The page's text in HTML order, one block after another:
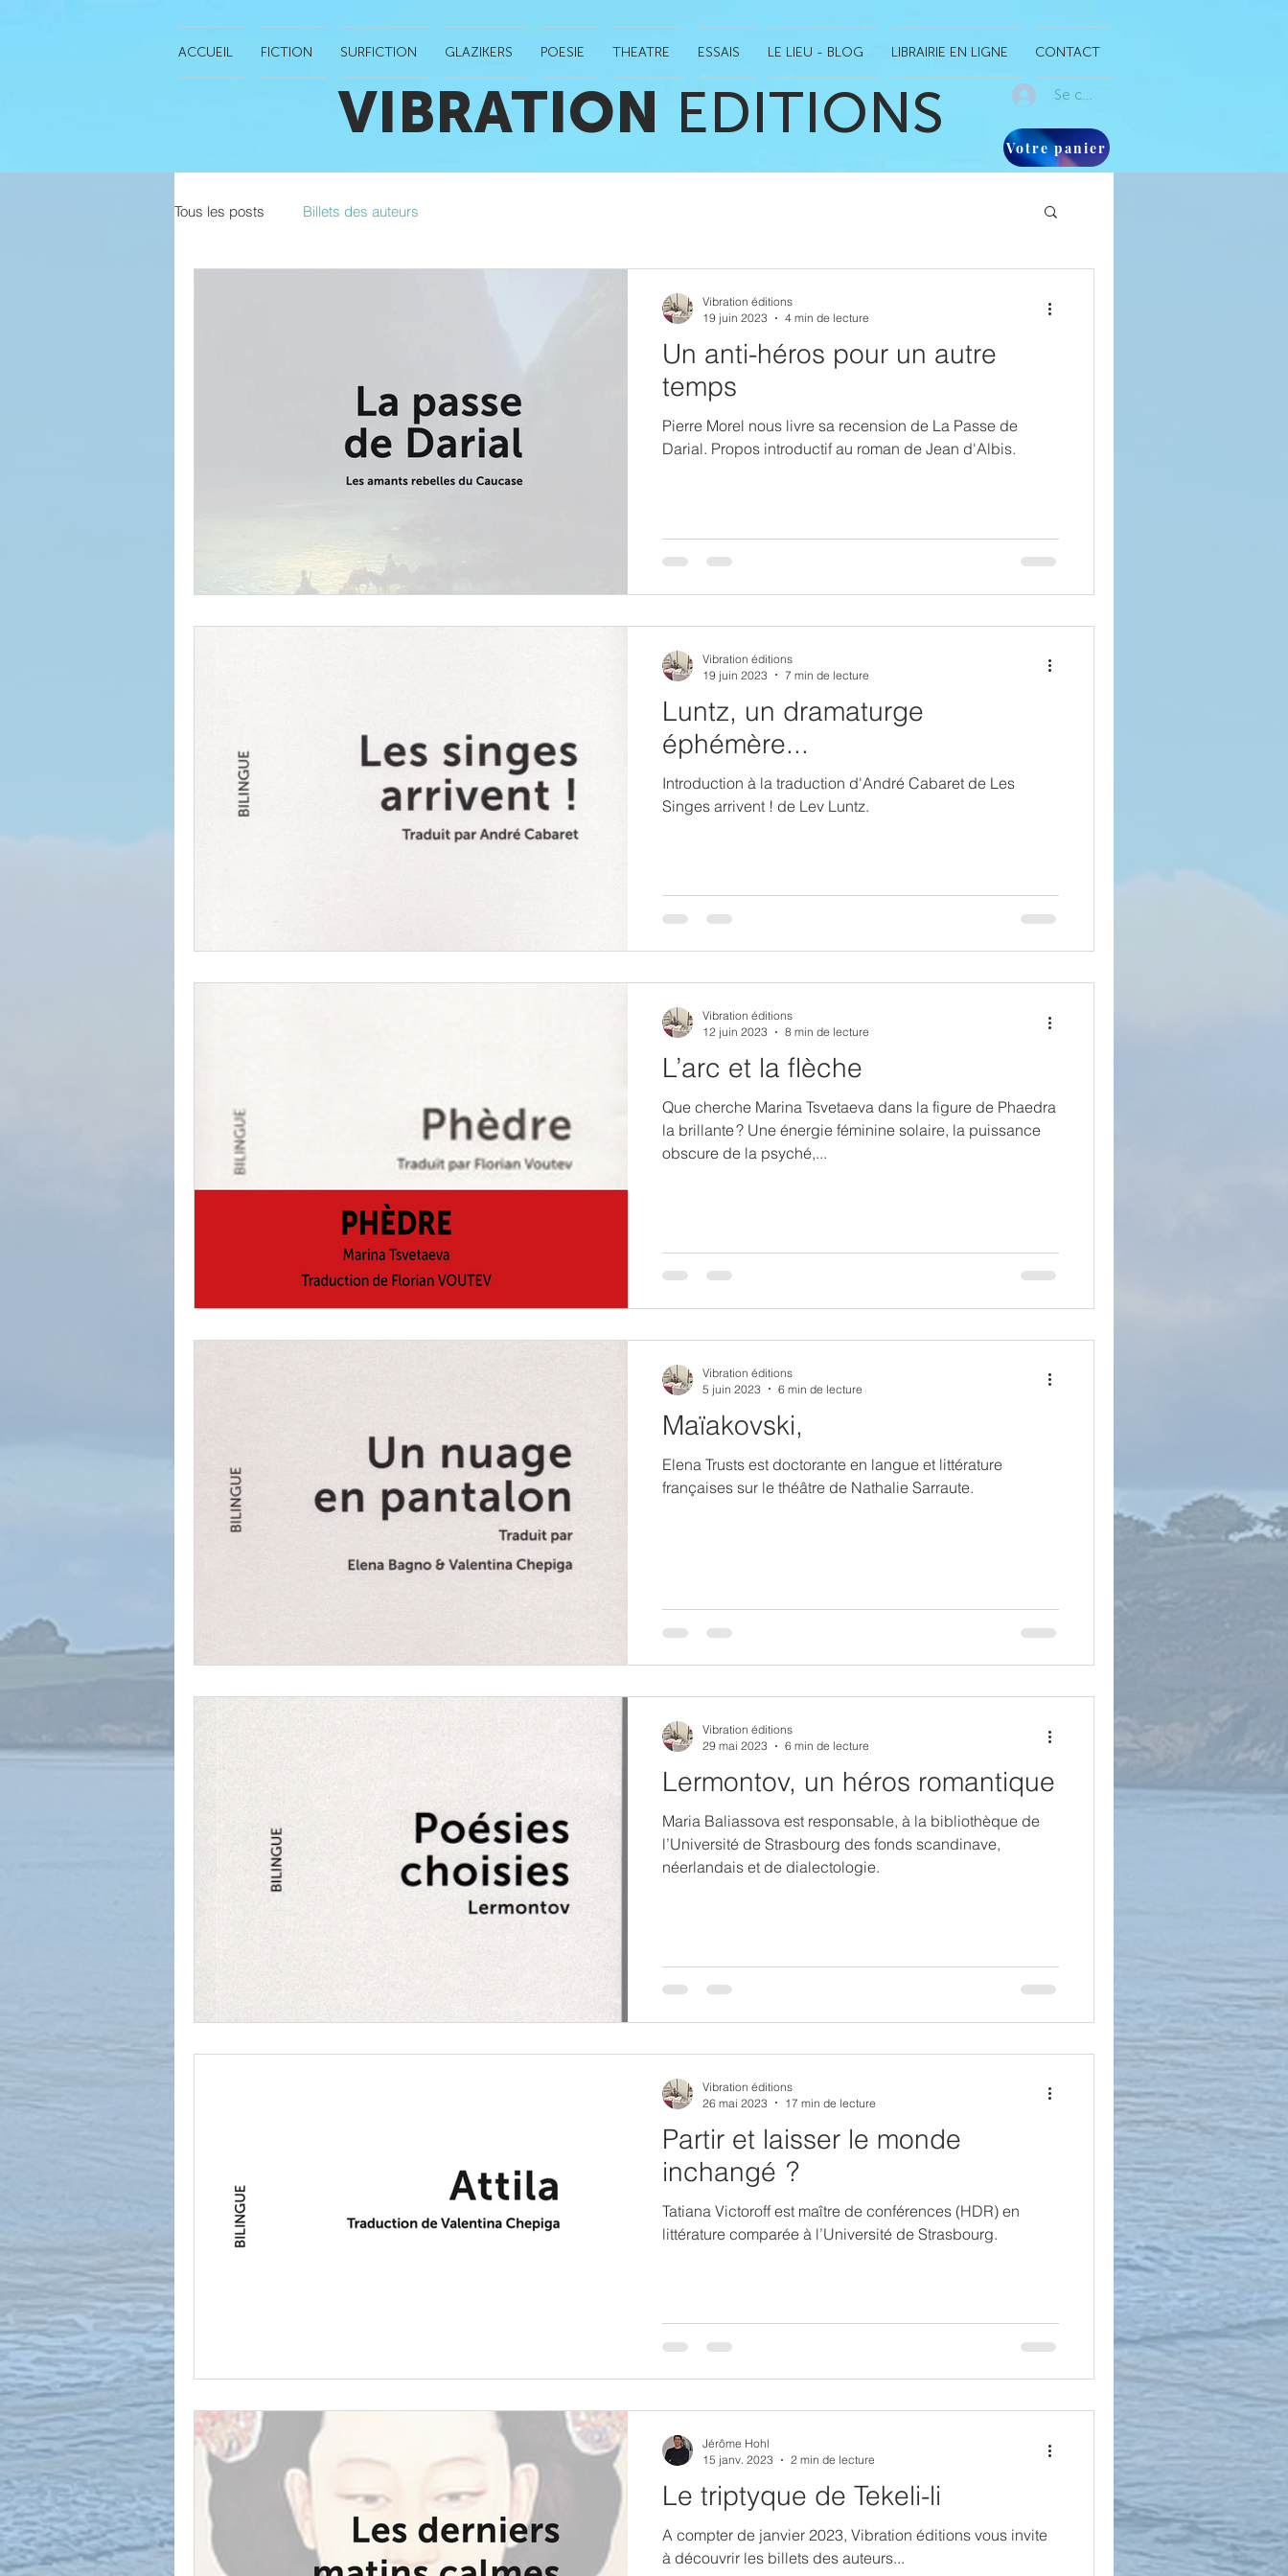
ACCUEIL FICTION SURFICTION GLAZIKERS POESIE THEATRE ESSAIS LE LIEU - BLOG LIBRAIRIE EN LIGNE CONTACT
VIBRATION EDITIONS Se connecter
Votre panier
Tous les posts Billets des auteurs
Un anti-héros pour un autre
temps
Pierre Morel nous livre sa recension de La Passe de
Darial. Propos introductif au roman de Jean d'Albis.
Vibration éditions
19 juin 2023
4 min de lecture
Luntz, un dramaturge
éphémère...
Introduction à la traduction d'André Cabaret de Les
Singes arrivent ! de Lev Luntz.
Vibration éditions
19 juin 2023
7 min de lecture
L’arc et la flèche
Que cherche Marina Tsvetaeva dans la figure de Phaedra
la brillante ? Une énergie féminine solaire, la puissance
obscure de la psyché,...
Vibration éditions
12 juin 2023
8 min de lecture
Maïakovski,
Elena Trusts est doctorante en langue et littérature
françaises sur le théâtre de Nathalie Sarraute.
Vibration éditions
5 juin 2023
6 min de lecture
Lermontov, un héros romantique
Maria Baliassova est responsable, à la bibliothèque de
l’Université de Strasbourg des fonds scandinave,
néerlandais et de dialectologie.
Vibration éditions
29 mai 2023
6 min de lecture
Partir et laisser le monde
inchangé ?
Tatiana Victoroff est maître de conférences (HDR) en
littérature comparée à l’Université de Strasbourg.
Vibration éditions
26 mai 2023
17 min de lecture
Le triptyque de Tekeli-li
A compter de janvier 2023, Vibration éditions vous invite
à découvrir les billets des auteurs...
Jérôme Hohl
15 janv. 2023
2 min de lecture